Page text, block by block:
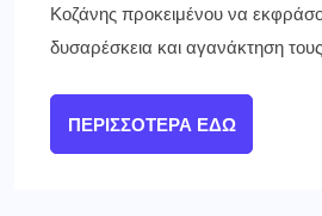
Κοζάνης προκειμένου να
δυσαρέσκεια και αγανάκτηση
ΠΕΡΙΣΣΌΤΕΡΑ ΕΔΏ